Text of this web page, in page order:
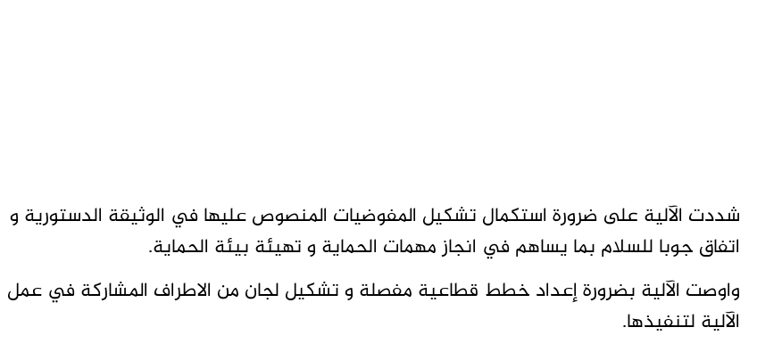
شددت الآلية على ضرورة استكمال تشكيل المفوضيات المنصوص عليها في الوثيقة الدستورية و
اتفاق جوبا للسلام بما يساهم في انجاز مهمات الحماية و تهيئة بيئة الحماية.
واوصت الآلية بضرورة إعداد خطط قطاعية مفصلة و تشكيل لجان من الاطراف المشاركة في عمل
الآلية لتنفيذها.